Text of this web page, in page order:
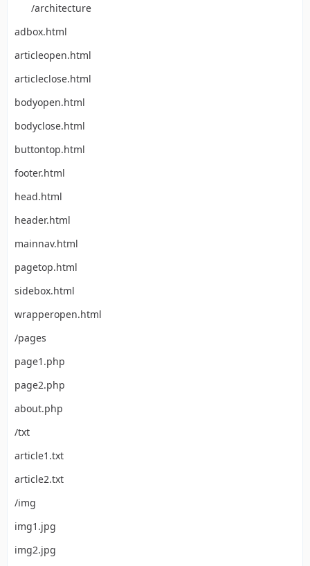
/architecture
adbox.html
articleopen.html
articleclose.html
bodyopen.html
bodyclose.html
buttontop.html
footer.html
head.html
header.html
mainnav.html
pagetop.html
sidebox.html
wrapperopen.html
/pages
page1.php
page2.php
about.php
/txt
article1.txt
article2.txt
/img
img1.jpg
img2.jpg